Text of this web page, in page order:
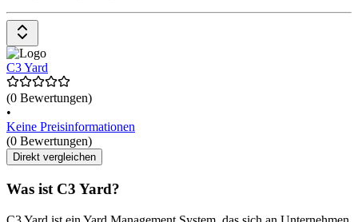
C3 Yard
(0 Bewertungen)
•
Keine Preisinformationen
(0 Bewertungen)
Direkt vergleichen
Was ist C3 Yard?